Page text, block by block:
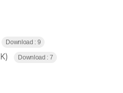
Download : 9
Download : 7